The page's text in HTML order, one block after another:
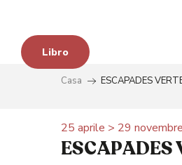
contenu
principal
Libro
Casa ESCAPADES
25 aprile > 29 novembre